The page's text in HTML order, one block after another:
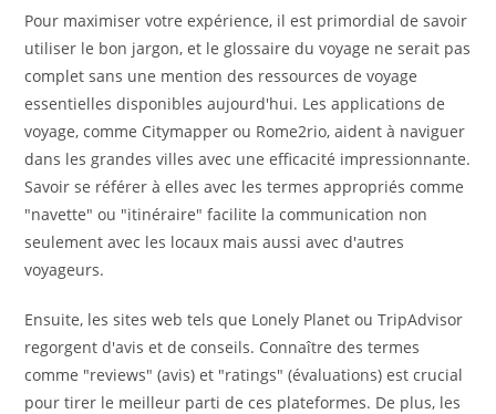
Pour maximiser votre expérience, il est primordial de savoir
utiliser le bon jargon, et le glossaire du voyage ne serait pas
complet sans une mention des ressources de voyage
essentielles disponibles aujourd'hui. Les applications de
voyage, comme Citymapper ou Rome2rio, aident à naviguer
dans les grandes villes avec une efficacité impressionnante.
Savoir se référer à elles avec les termes appropriés comme
"navette" ou "itinéraire" facilite la communication non
seulement avec les locaux mais aussi avec d'autres
voyageurs.
Ensuite, les sites web tels que Lonely Planet ou TripAdvisor
regorgent d'avis et de conseils. Connaître des termes
comme "reviews" (avis) et "ratings" (évaluations) est crucial
pour tirer le meilleur parti de ces plateformes. De plus, les